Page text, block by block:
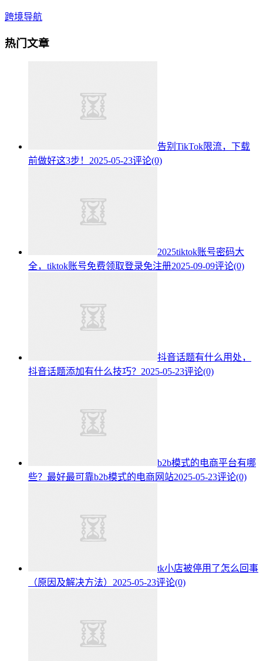
跨境导航
热门文章
告别TikTok限流，下载
前做好这3步！ 2025-05-23评论(0)
2025tiktok账号密码大
全，tiktok账号免费领取登录免注册2025-09-09评论(0)
抖音话题有什么用处，
抖音话题添加有什么技巧？ 2025-05-23评论(0)
b2b模式的电商平台有哪
些？最好最可靠b2b模式的电商网站2025-05-23评论(0)
tk小店被停用了怎么回事
（原因及解决方法） 2025-05-23评论(0)